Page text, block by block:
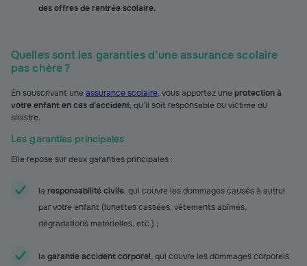
des offres de rentrée scolaire.
Quelles sont les garanties d’une assurance scolaire
pas chère ?
En souscrivant uneassurance scolaire, vous apportez uneprotection à
votre enfant en cas d’accident, qu’il soit responsable ou victime du
sinistre.
Les garanties principales
Elle repose sur deux garanties principales :
la responsabilité civile, qui couvre les dommages causés à autrui
par votre enfant (lunettes cassées, vêtements abîmés,
dégradations matérielles, etc.) ;
la garantie accident corporel, qui couvre les dommages corporels